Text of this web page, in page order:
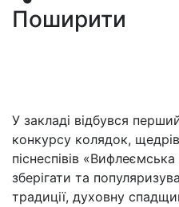
Поширити
У закладі відбувся
конкурсу колядок,
піснеспівів
зберігати та
традиції, духовну